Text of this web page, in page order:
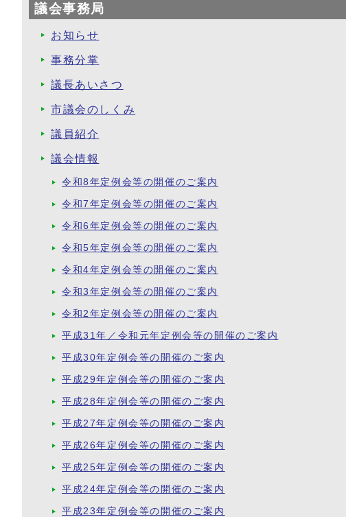
議会事務局
お知らせ
事務分掌
議長あいさつ
市議会のしくみ
議員紹介
議会情報
令和8年定例会等の開催のご案内
令和7年定例会等の開催のご案内
令和6年定例会等の開催のご案内
令和5年定例会等の開催のご案内
令和4年定例会等の開催のご案内
令和3年定例会等の開催のご案内
令和2年定例会等の開催のご案内
平成31年／令和元年定例会等の開催のご案内
平成30年定例会等の開催のご案内
平成29年定例会等の開催のご案内
平成28年定例会等の開催のご案内
平成27年定例会等の開催のご案内
平成26年定例会等の開催のご案内
平成25年定例会等の開催のご案内
平成24年定例会等の開催のご案内
平成23年定例会等の開催のご案内